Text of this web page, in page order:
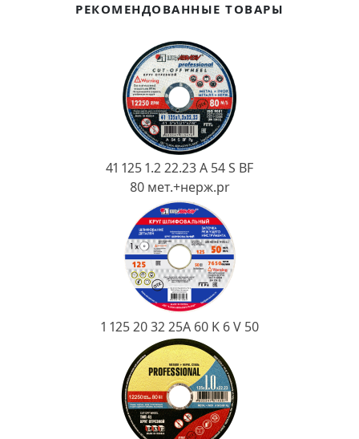
Пробка
Ковш разливочный
Огнеупорная SiC смесь
РЕКОМЕНДОВАННЫЕ ТОВАРЫ
41 125 1.2 22.23 A 54 S BF
80 мет.+нерж.pr
1 125 20 32 25А 60 K 6 V 50